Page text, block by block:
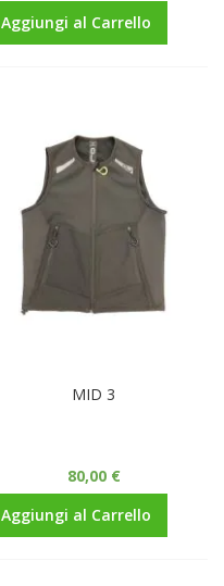
Aggiungi al Carrello
MID 3
80,00 €
Aggiungi al Carrello